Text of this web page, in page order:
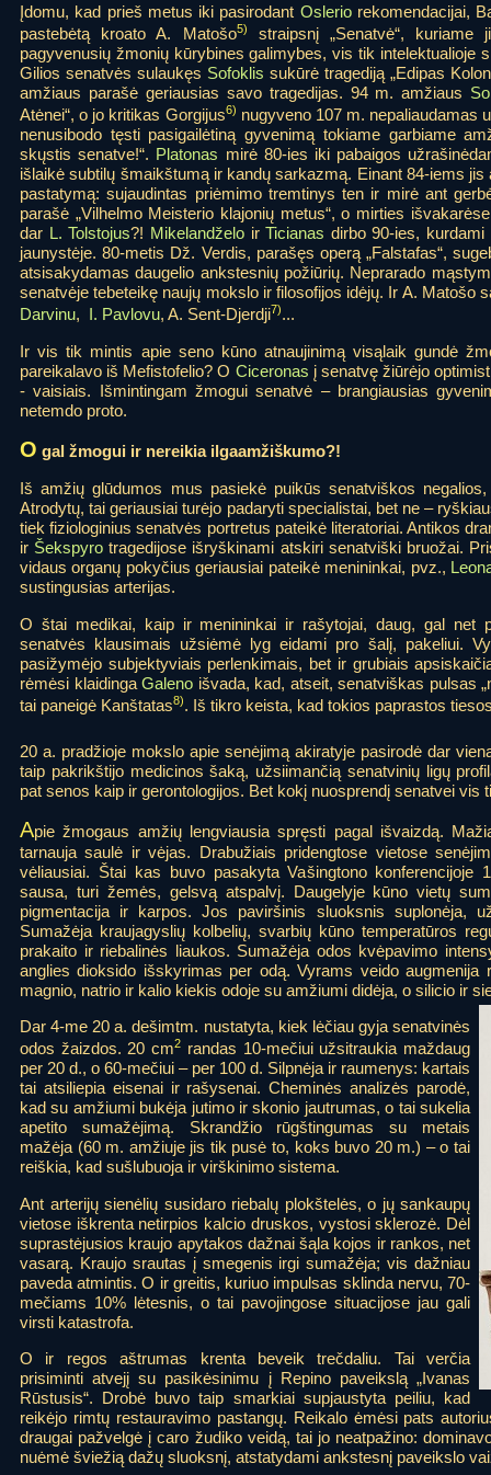
Įdomu, kad prieš metus iki pasirodant Osleriorekomendacijai,
pastebėtą kroato A. Matošo5)
straipsnį „Senatvė“,
pagyvenusių žmonių kūrybines galimybes, vis tik intelektualioje
Gilios senatvės sulaukęs Sofoklis sukūrė tragediją „Edipas
amžiaus parašė geriausias savo tragedijas. 94 m. amžiaus
Atėnei“, o jo kritikas Gorgijus6) nugyveno 107 m. nepaliaudamas
nenusibodo tęsti pasigailėtiną gyvenimą tokiame garbiame
skųstis senatve!“. Platonas mirė 80-ies iki pabaigos
išlaikė subtilų šmaikštumą ir kandų sarkazmą. Einant 84-iems jis
pastatymą: sujaudintas priėmimo tremtinys ten ir mirė ant
parašė „Vilhelmo Meisterio klajonių metus“, o mirties
dar L. Tolstojus?! MikelandželoirTicianas dirbo 90-ies,
jaunystėje. 80-metis Dž. Verdis, parašęs operą „Falstafas“,
atsisakydamas daugelio ankstesnių požiūrių. Neprarado
senatvėje tebeteikę naujų mokslo ir filosofijos idėjų. Ir A. Matošo
Darvinu, I. Pavlovu, A. Sent-Djerdji7)...
Ir vis tik mintis apie seno kūno atnaujinimą visąlaik gundė
pareikalavo iš Mefistofelio? O Ciceronas į senatvę žiūrėjo
- vaisiais. Išmintingam žmogui senatvė – brangiausias
netemdo proto.
O gal žmogui ir nereikia ilgaamžiškumo?!
Iš amžių glūdumos mus pasiekė puikūs senatviškos
Atrodytų, tai geriausiai turėjo padaryti specialistai, bet ne –
tiek fiziologinius senatvės portretus pateikė literatoriai. Antikos
ir Šekspyro tragedijose išryškinami atskiri senatviški bruožai.
vidaus organų pokyčius geriausiai pateikė menininkai, pvz.,
sustingusias arterijas.
O štai medikai, kaip ir menininkai ir rašytojai, daug, gal net
senatvės klausimais užsiėmė lyg eidami pro šalį, pakeliui.
pasižymėjo subjektyviais perlenkimais, bet ir grubiais
rėmėsi klaidinga Galeno išvada, kad, atseit, senatviškas pulsas
tai paneigė Kanštatas8). Iš tikro keista, kad tokios paprastos
20 a. pradžioje mokslo apie senėjimą akiratyje pasirodė dar
taip pakrikštijo medicinos šaką, užsiimančią senatvinių ligų
pat senos kaip ir gerontologijos. Bet kokį nuosprendį senatvei vis
Apie žmogaus amžių lengviausia spręsti pagal išvaizdą.
tarnauja saulė ir vėjas. Drabužiais pridengtose vietose
vėliausiai. Štai kas buvo pasakyta Vašingtono konferencijoje
sausa, turi žemės, gelsvą atspalvį. Daugelyje kūno vietų
pigmentacija ir karpos. Jos paviršinis sluoksnis suplonėja,
Sumažėja kraujagyslių kolbelių, svarbių kūno temperatūros
prakaito ir riebalinės liaukos. Sumažėja odos kvėpavimo
anglies dioksido išskyrimas per odą. Vyrams veido augmenija
magnio, natrio ir kalio kiekis odoje su amžiumi didėja, o silicio ir
Dar 4-me 20 a. dešimtm. nustatyta, kiek lėčiau gyja senatvinės
odos žaizdos. 20 cm2 randas 10-mečiui užsitraukia maždaug
per 20 d., o 60-mečiui – per 100 d. Silpnėja ir raumenys: kartais
tai atsiliepia eisenai ir rašysenai. Cheminės analizės parodė,
kad su amžiumi bukėja jutimo ir skonio jautrumas, o tai sukelia
apetito sumažėjimą. Skrandžio rūgštingumas su metais
mažėja (60 m. amžiuje jis tik pusė to, koks buvo 20 m.) – o tai
reiškia, kad sušlubuoja ir virškinimo sistema.
Ant arterijų sienėlių susidaro riebalų plokštelės, o jų sankaupų
vietose iškrenta netirpios kalcio druskos, vystosi sklerozė. Dėl
suprastėjusios kraujo apytakos dažnai šąla kojos ir rankos, net
vasarą. Kraujo srautas į smegenis irgi sumažėja; vis dažniau
paveda atmintis. O ir greitis, kuriuo impulsas sklinda nervu, 70-
mečiams 10% lėtesnis, o tai pavojingose situacijose jau gali
virsti katastrofa.
O ir regos aštrumas krenta beveik trečdaliu. Tai verčia
prisiminti atvejį su pasikėsinimu į Repino paveikslą „Ivanas
Rūstusis“. Drobė buvo taip smarkiai supjaustyta peiliu, kad
reikėjo rimtų restauravimo pastangų. Reikalo ėmėsi pats
draugai pažvelgė į caro žudiko veidą, tai jo neatpažino:
nuėmė šviežią dažų sluoksnį, atstatydami ankstesnį paveikslo